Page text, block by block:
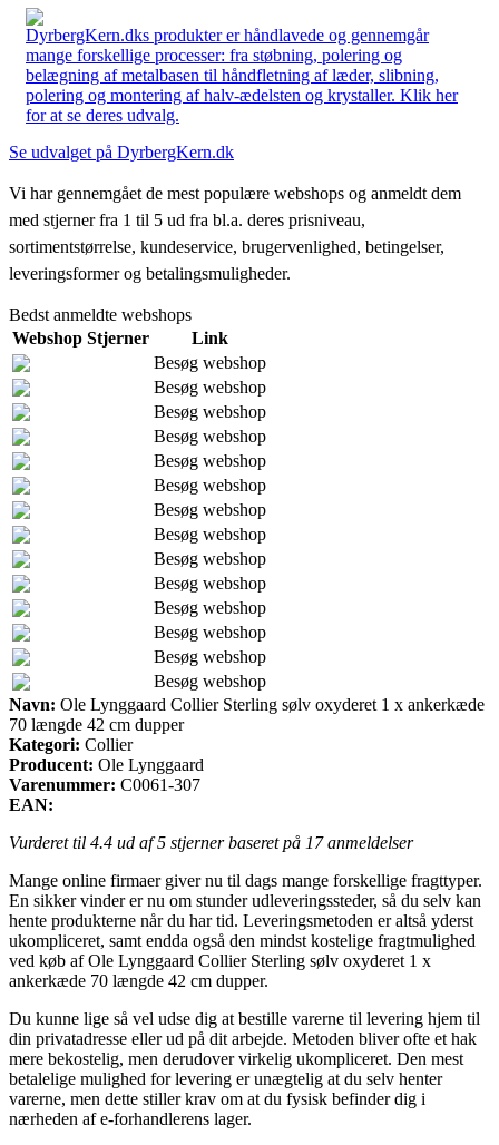
DyrbergKern.dks produkter er håndlavede og gennemgår
mange forskellige processer: fra støbning, polering og
belægning af metalbasen til håndfletning af læder, slibning,
polering og montering af halv-ædelsten og krystaller. Klik her
for at se deres udvalg.
Se udvalget på DyrbergKern.dk
Vi har gennemgået de mest populære webshops og anmeldt dem
med stjerner fra 1 til 5 ud fra bl.a. deres prisniveau,
sortimentstørrelse, kundeservice, brugervenlighed, betingelser,
leveringsformer og betalingsmuligheder.
Bedst anmeldte webshops
Webshop Stjerner
Link
Besøg webshop
Besøg webshop
Besøg webshop
Besøg webshop
Besøg webshop
Besøg webshop
Besøg webshop
Besøg webshop
Besøg webshop
Besøg webshop
Besøg webshop
Besøg webshop
Besøg webshop
Besøg webshop
Navn: Ole Lynggaard Collier Sterling sølv oxyderet 1 x ankerkæde
70 længde 42 cm dupper
Kategori: Collier
Producent: Ole Lynggaard
Varenummer: C0061-307
EAN:
Vurderet til 4.4 ud af 5 stjerner baseret på 17anmeldelser
Mange online firmaer giver nu til dags mange forskellige fragttyper.
En sikker vinder er nu om stunder udleveringssteder, så du selv kan
hente produkterne når du har tid. Leveringsmetoden er altså yderst
ukompliceret, samt endda også den mindst kostelige fragtmulighed
ved køb af Ole Lynggaard Collier Sterling sølv oxyderet 1 x
ankerkæde 70 længde 42 cm dupper.
Du kunne lige så vel udse dig at bestille varerne til levering hjem til
din privatadresse eller ud på dit arbejde. Metoden bliver ofte et hak
mere bekostelig, men derudover virkelig ukompliceret. Den mest
betalelige mulighed for levering er unægtelig at du selv henter
varerne, men dette stiller krav om at du fysisk befinder dig i
nærheden af e-forhandlerens lager.